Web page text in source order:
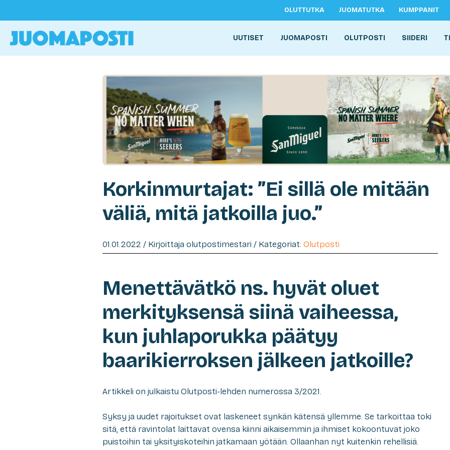
OLUTTUTKA JUOMATUTKA KUMPPANIT
UUTISET JUOMAPOSTI OLUTPOSTI SIIDERI
Korkinmurtajat: ”Ei sillä ole mitään
väliä, mitä jatkoilla juo.”
01.01.2022 / Kirjoittaja olutpostimestari / Kategoriat: Olutposti
Menettävätkö ns. hyvät oluet
merkityksensä siinä vaiheessa,
kun juhlaporukka päätyy
baarikierroksen jälkeen jatkoille?
Artikkeli on julkaistu Olutposti-lehden numerossa 3/2021.
Syksy ja uudet rajoitukset ovat laskeneet synkän kätensä yllemme. Se tarkoittaa toki
sitä, että ravintolat laittavat ovensa kiinni aikaisemmin ja ihmiset kokoontuvat joko
puistoihin tai yksityiskoteihin jatkamaan yötään. Ollaanhan nyt kuitenkin rehellisiä.